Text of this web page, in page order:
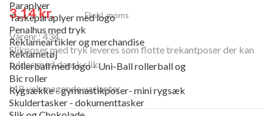
Paraplyer
Taskeparaplyer med logo
Penalhus med tryk
Reklameartikler og merchandise
Reklametøj
Rollerball med logo - Uni-Ball rollerball og
Bic roller
Rygsække - gymnastikposer- mini rygsæk
Skuldertasker - dokumenttasker
3,14 kr.
Ekskl. moms
Varenr.: 434
Slikposer med tryk leveres som flotte trekantposer der kan
fyldes med dansk slik
i 18 velsmagende varianter.